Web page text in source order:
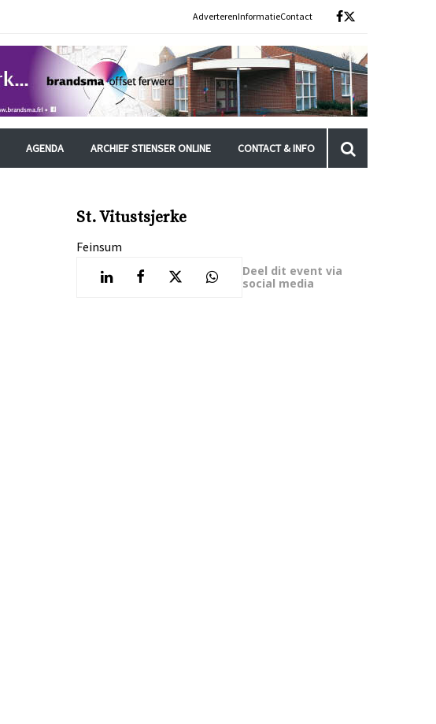
AdverterenInformatieContact
AGENDA ARCHIEF STIENSER ONLINE CONTACT & INFO
St. Vitustsjerke
Feinsum
Deel dit event via
social media